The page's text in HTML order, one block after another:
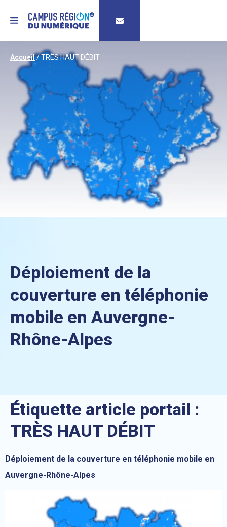
MENU
Accueil/TRÈS HAUT DÉBIT
Déploiement de la
couverture en téléphonie
mobile en Auvergne-
Rhône-Alpes
Étiquette article portail :
TRÈS HAUT DÉBIT
Déploiement de la couverture en téléphonie mobile en
Auvergne-Rhône-Alpes